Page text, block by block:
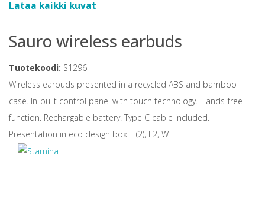
Lataa kaikki kuvat
Sauro wireless earbuds
Tuotekoodi: S1296
Wireless earbuds presented in a recycled ABS and bamboo
case. In-built control panel with touch technology. Hands-free
function. Rechargable battery. Type C cable included.
Presentation in eco design box. E(2), L2, W